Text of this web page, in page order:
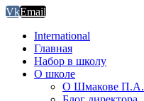
VkEmail
International
Главная
Набор в школу
О школе
О Шмакове П.А.